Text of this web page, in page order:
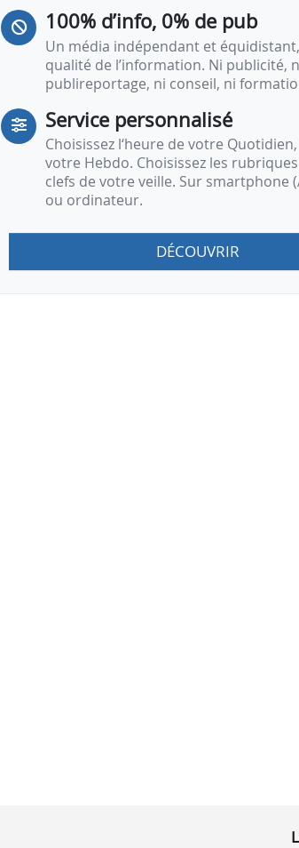
100% d’info, 0% de pub
Un média indépendant et
qualité de l’information. Ni publicité,
publireportage, ni conseil, ni
Service personnalisé
Choisissez l‘heure de votre
votre Hebdo. Choisissez les
clefs de votre veille. Sur smartphone
ou ordinateur.
DÉCOUVRIR